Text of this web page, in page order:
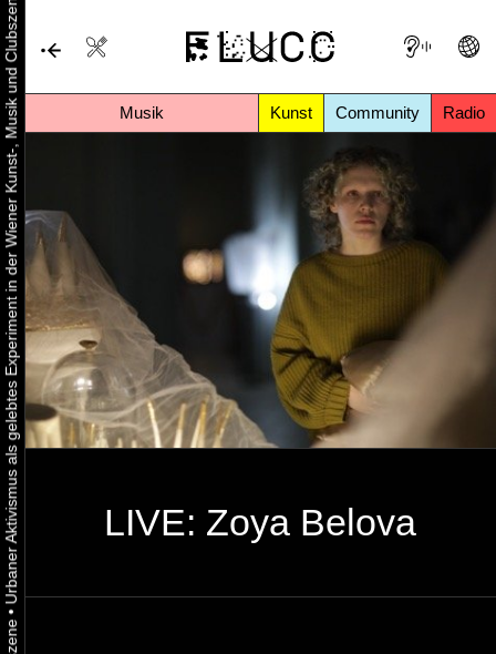
Musik Kunst Community Radio
•
Urbaner Aktivismus als gelebtes Experiment in der Wiener Kunst-, Musik und Clubszene LIVE: Zoya Belova